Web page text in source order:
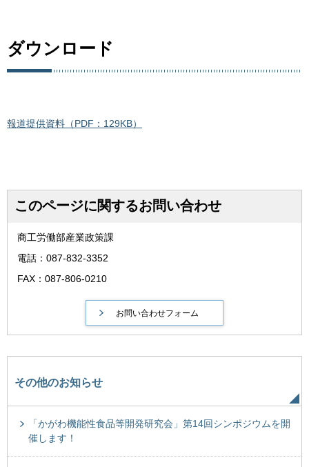
ダウンロード
報道提供資料（PDF：129KB）
このページに関するお問い合わせ
商工労働部産業政策課
電話：087-832-3352
FAX：087-806-0210
その他のお知らせ
「かがわ機能性食品等開発研究会」第14回シンポジウムを開
催します！